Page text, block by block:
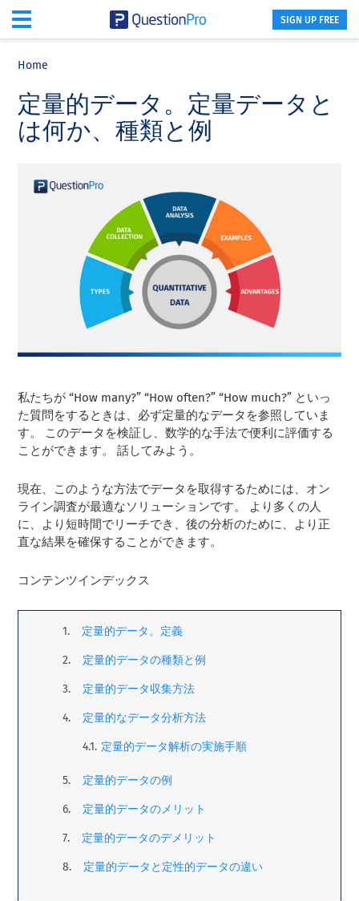
content
sidebar
SIGN UP FREE
Home
定量的データ。定量データと
は何か、種類と例
私たちが “How many?” “How often?” “How much?” といっ
た質問をするときは、必ず定量的なデータを参照していま
す。 このデータを検証し、数学的な手法で便利に評価する
ことができます。 話してみよう。
現在、このような方法でデータを取得するためには、オン
ライン調査が最適なソリューションです。 より多くの人
に、より短時間でリーチでき、後の分析のために、より正
直な結果を確保することができます。
コンテンツインデックス
定量的データ。定義
定量的データの種類と例
定量的データ収集方法
定量的なデータ分析方法
定量的データ解析の実施手順
定量的データの例
定量的データのメリット
定量的データのデメリット
定量的データと定性的データの違い